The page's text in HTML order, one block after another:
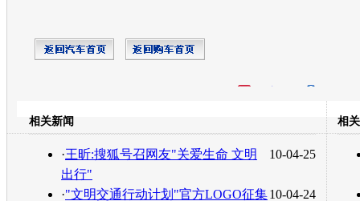
转发至：
相关新闻
10-04-25
·王昕:搜狐号召网友"关爱生命 文明
出行"
10-04-24
·"文明交通行动计划"官方LOGO征集
相